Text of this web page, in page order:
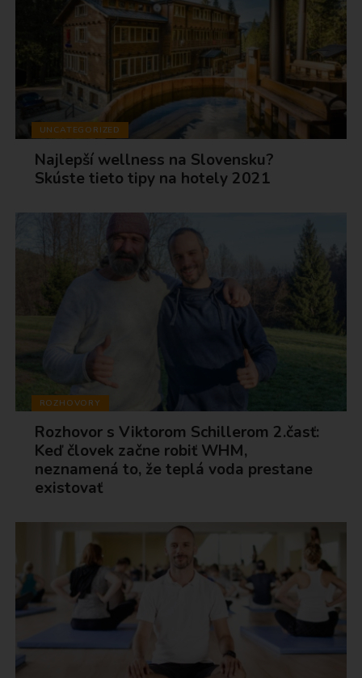
UNCATEGORIZED
Najlepší wellness na Slovensku?
Skúste tieto tipy na hotely 2021
ROZHOVORY
Rozhovor s Viktorom Schillerom 2.časť:
Keď človek začne robiť WHM,
neznamená to, že teplá voda prestane
existovať